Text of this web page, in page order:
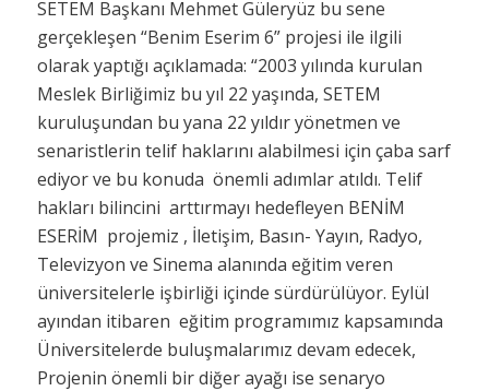
SETEM Başkanı Mehmet Güleryüz bu sene
gerçekleşen “Benim Eserim 6” projesi ile ilgili
olarak yaptığı açıklamada: “2003 yılında kurulan
Meslek Birliğimiz bu yıl 22 yaşında, SETEM
kuruluşundan bu yana 22 yıldır yönetmen ve
senaristlerin telif haklarını alabilmesi için çaba sarf
ediyor ve bu konuda önemli adımlar atıldı. Telif
hakları bilincini arttırmayı hedefleyen BENİM
ESERİM projemiz , İletişim, Basın- Yayın, Radyo,
Televizyon ve Sinema alanında eğitim veren
üniversitelerle işbirliği içinde sürdürülüyor. Eylül
ayından itibaren eğitim programımız kapsamında
Üniversitelerde buluşmalarımız devam edecek,
Projenin önemli bir diğer ayağı ise senaryo